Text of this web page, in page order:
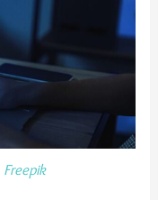
Freepik